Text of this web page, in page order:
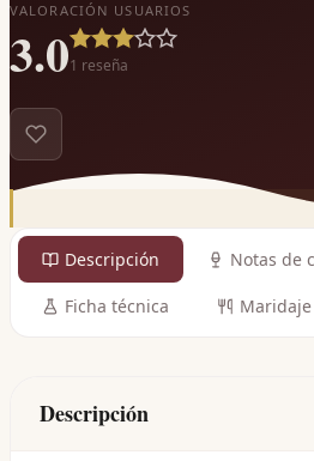
VALORACIÓN USUARIOS
3.01 reseña
Descripción Notas de
Ficha técnica Maridaje
Descripción